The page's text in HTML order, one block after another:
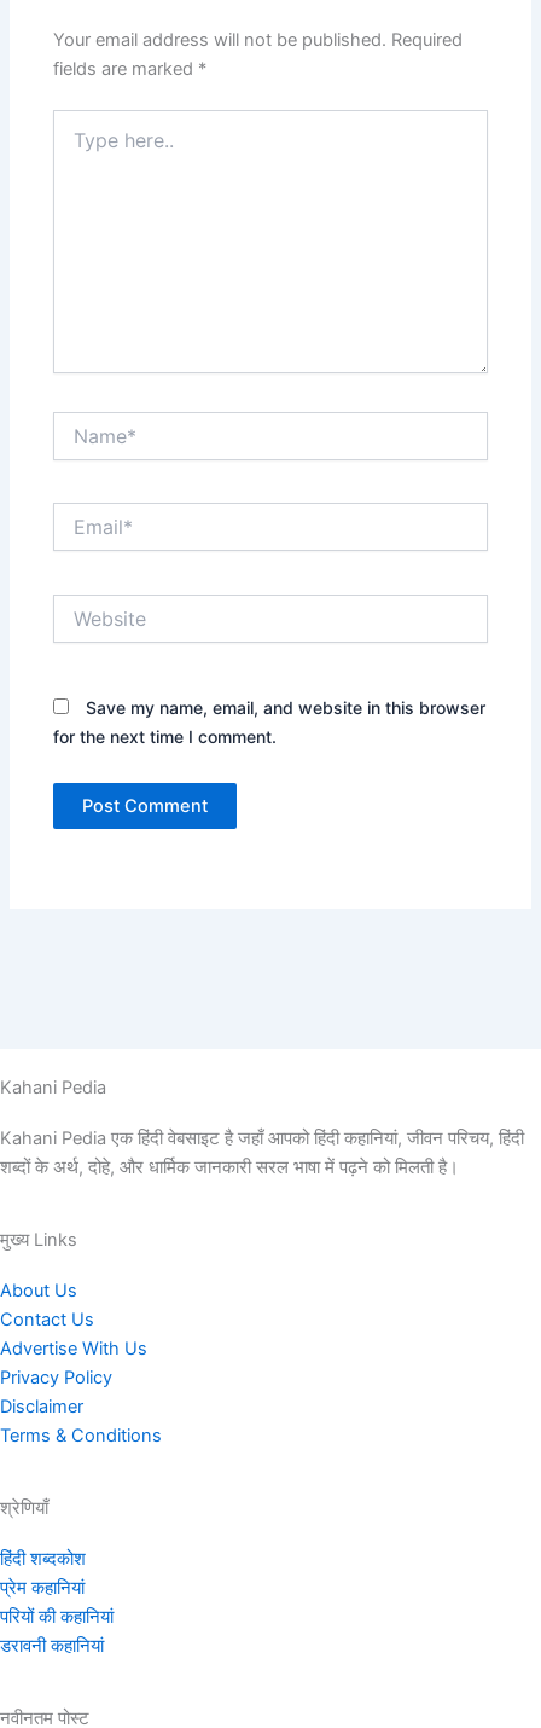
Your email address will not be published. Required
fields are marked *
here..
Save my name, email, and website in this browser
for the next time I comment.
Kahani Pedia
Kahani Pedia एक हिंदी वेबसाइट है जहाँ आपको हिंदी कहानियां, जीवन परिचय, हिंदी
शब्दों के अर्थ, दोहे, और धार्मिक जानकारी सरल भाषा में पढ़ने को मिलती है।
मुख्य Links
About Us
Contact Us
Advertise With Us
Privacy Policy
Disclaimer
Terms & Conditions
श्रेणियाँ
हिंदी शब्दकोश
प्रेम कहानियां
परियों की कहानियां
डरावनी कहानियां
नवीनतम पोस्ट